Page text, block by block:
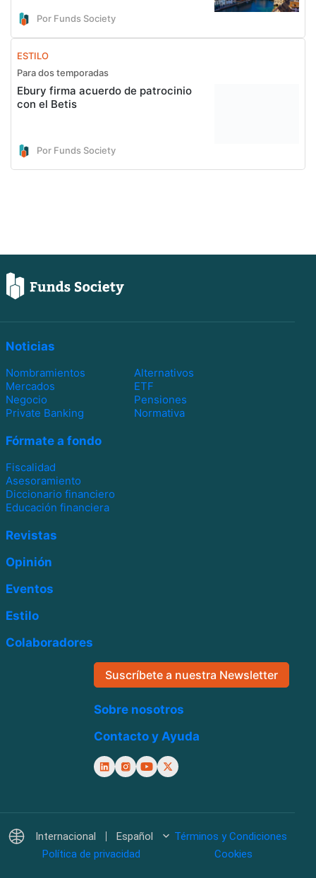
Por Funds Society
ESTILO
Para dos temporadas
Ebury firma acuerdo de patrocinio
con el Betis
Por Funds Society
Noticias
Nombramientos
Alternativos
Mercados
ETF
Negocio
Pensiones
Private Banking
Normativa
Fórmate a fondo
Fiscalidad
Asesoramiento
Diccionario financiero
Educación financiera
Revistas
Opinión
Eventos
Estilo
Colaboradores
Suscríbete a nuestra Newsletter
Sobre nosotros
Contacto y Ayuda
Internacional Español
Términos y Condiciones
Política de privacidad
Cookies